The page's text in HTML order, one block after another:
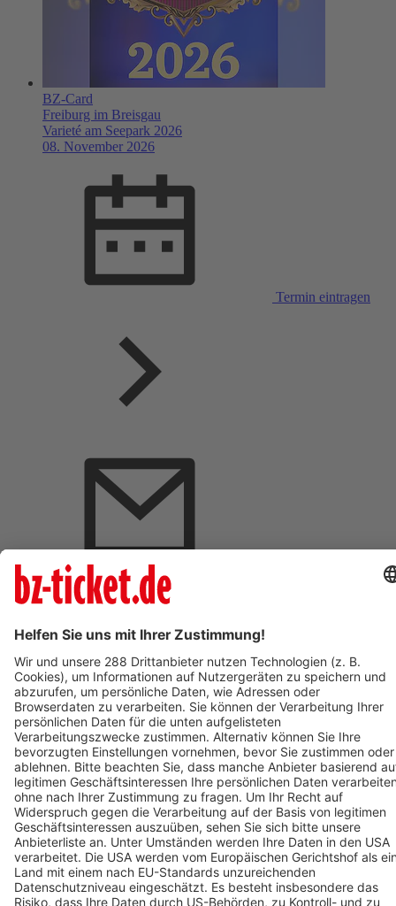
BZ-Card
Freiburg im Breisgau
Varieté am Seepark 2026
08. November 2026
Termin eintragen
Verkaufsstellen vor